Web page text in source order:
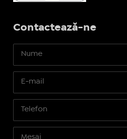
Contactează-ne